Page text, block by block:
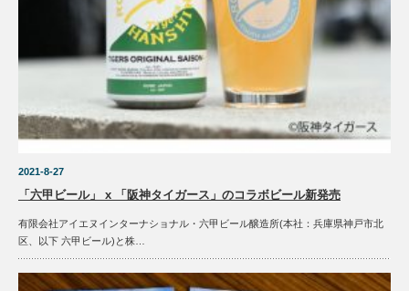
2021-8-27
「六甲ビール」 x 「阪神タイガース」のコラボビール新発売
有限会社アイエヌインターナショナル・六甲ビール醸造所(本社：兵庫県神戸市北
区、以下 六甲ビール)と株…